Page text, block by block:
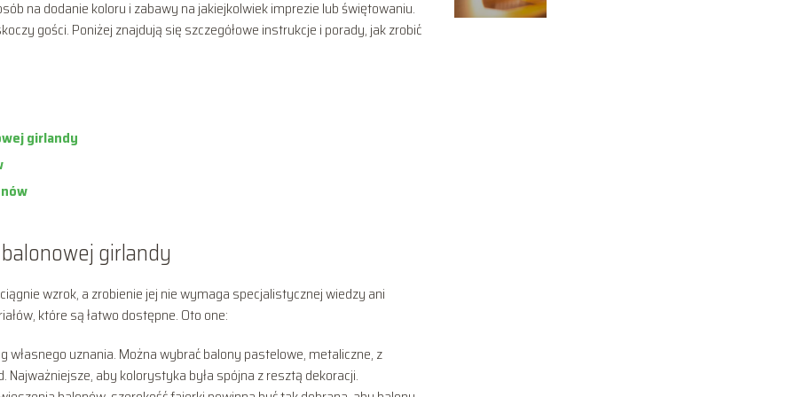
na dodanie koloru i zabawy na jakiejkolwiek imprezie lub świętowaniu.
gości. Poniżej znajdują się szczegółowe instrukcje i porady, jak zrobić
girlandy
girlandy
wzrok, a zrobienie jej nie wymaga specjalistycznej wiedzy ani
które są łatwo dostępne. Oto one:
własnego uznania. Można wybrać balony pastelowe, metaliczne, z
aby kolorystyka była spójna z resztą dekoracji.